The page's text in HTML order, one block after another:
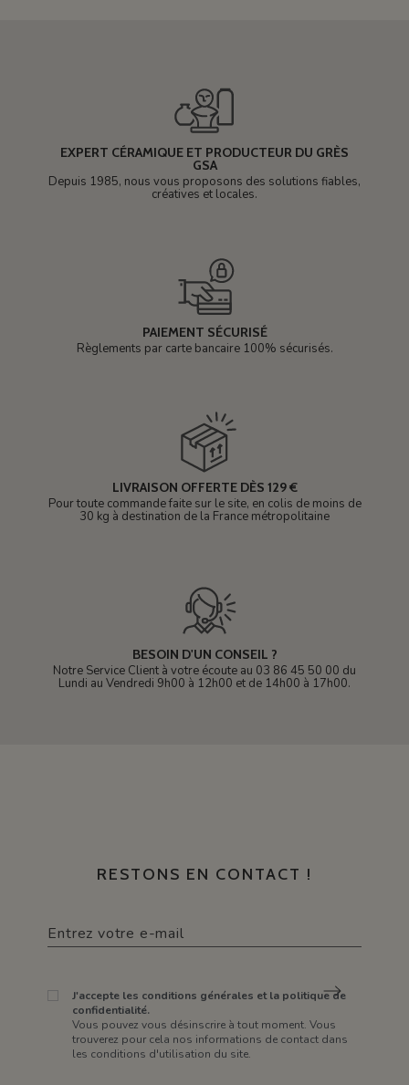
EXPERT CÉRAMIQUE ET PRODUCTEUR DU GRÈS
GSA
Depuis 1985, nous vous proposons des solutions fiables,
créatives et locales.
PAIEMENT SÉCURISÉ
Règlements par carte bancaire 100% sécurisés.
LIVRAISON OFFERTE DÈS 129 €
Pour toute commande faite sur le site, en colis de moins de
30 kg à destination de la France métropolitaine
BESOIN D'UN CONSEIL ?
Notre Service Client à votre écoute au 03 86 45 50 00 du
Lundi au Vendredi 9h00 à 12h00 et de 14h00 à 17h00.
RESTONS EN CONTACT !
J'accepte les conditions générales et la politique de
confidentialité.
Vous pouvez vous désinscrire à tout moment. Vous
trouverez pour cela nos informations de contact dans
les conditions d'utilisation du site.